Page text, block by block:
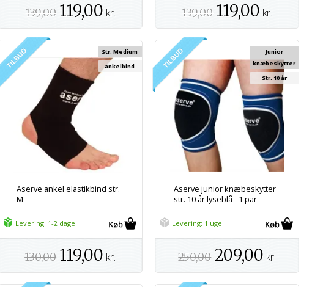
139,00 119,00 kr. 139,00 119,00 kr.
Aserve ankel elastikbind str.
M
Str: Medium
ankelbind
Levering: 1-2 dage
130,00 119,00 kr.
Aserve junior knæbeskytter
str. 10 år lyseblå - 1 par
Junior
knæbeskytter
Str. 10 år
Levering: 1 uge
250,00 209,00 kr.